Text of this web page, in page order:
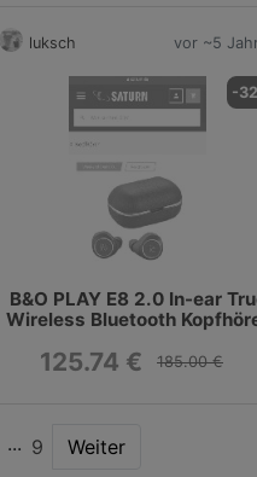
luksch vor ~5
-
B&O PLAY E8 2.0 In-ear
Wireless Bluetooth
125.74 € 185.00 €
9 Weiter